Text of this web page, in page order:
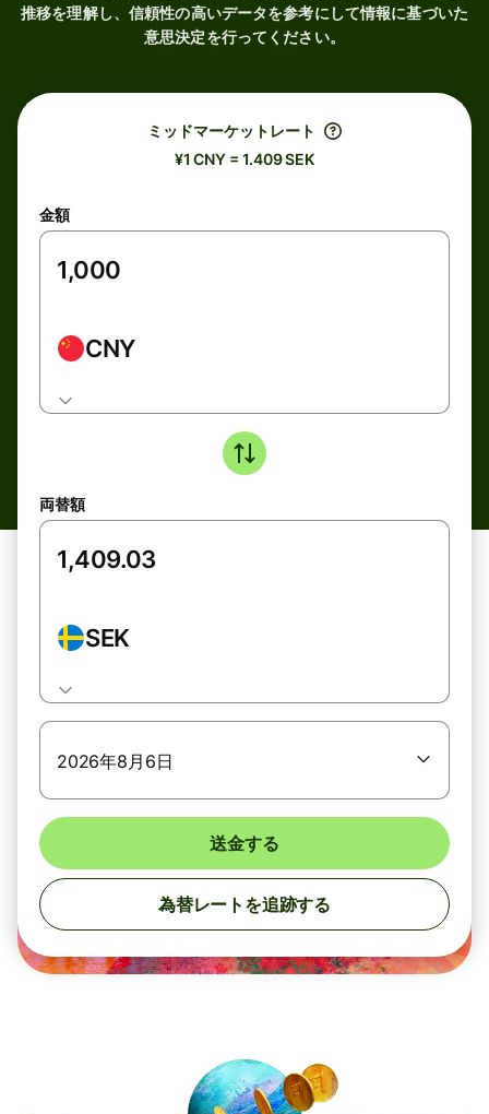
推移を理解し、信頼性の高いデータを参考にして情報に基づいた
意思決定を行ってください。
ミッドマーケットレート
¥1 CNY = 1.409 SEK
金額
CNY
両替額
SEK
2026年8月6日
送金する
為替レートを追跡する